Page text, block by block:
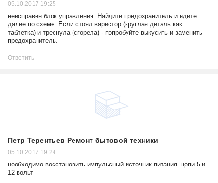
05.10.2017 19:25
неисправен блок управления. Найдите предохранитель и идите
далее по схеме. Если стоял варистор (круглая деталь как
таблетка) и треснула (сгорела) - попробуйте выкусить и заменить
предохранитель.
Ответить
Петр Терентьев Ремонт бытовой техники
05.10.2017 19:24
необходимо восстановить импульсный источник питания. цепи 5 и
12 вольт